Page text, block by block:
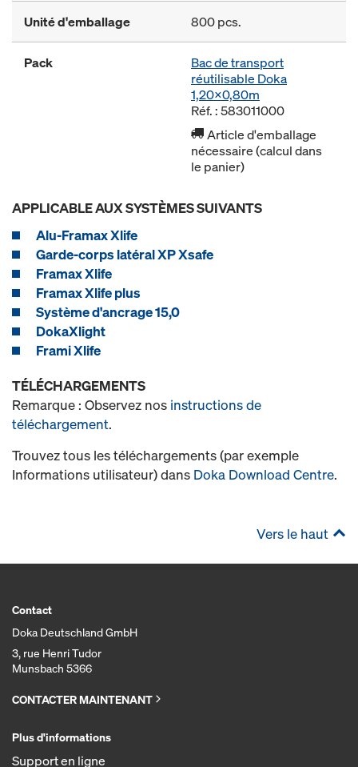
Unité d'emballage 800 pcs.
Pack
Bac de transport
réutilisable Doka
1,20x0,80m
Réf. : 583011000
Article d'emballage
nécessaire (calcul dans
le panier)
APPLICABLE AUX SYSTÈMES SUIVANTS
Alu-Framax Xlife
Garde-corps latéral XP Xsafe
Framax Xlife
Framax Xlife plus
Système d'ancrage 15,0
DokaXlight
Frami Xlife
TÉLÉCHARGEMENTS
Remarque : Observez nos instructions de
téléchargement.
Trouvez tous les téléchargements (par exemple
Informations utilisateur) dans Doka Download Centre.
Vers le haut
Contact
Doka Deutschland GmbH
3, rue Henri Tudor
Munsbach 5366
CONTACTER MAINTENANT
Plus d'informations
Support en ligne